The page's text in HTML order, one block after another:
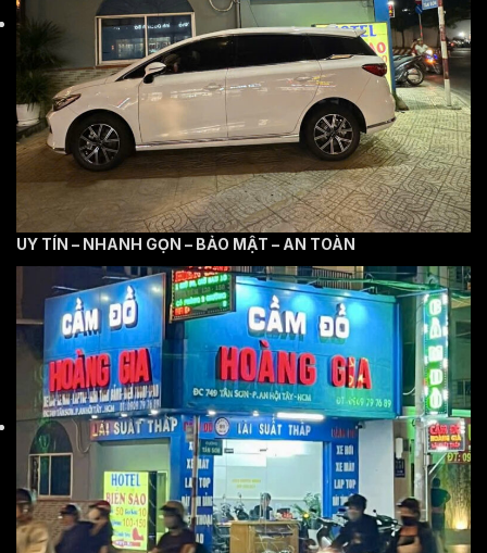
UY TÍN – NHANH GỌN – BẢO MẬT – AN TOÀN